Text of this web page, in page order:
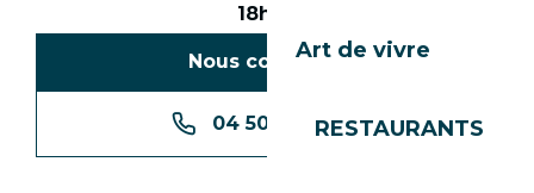
Art de vivre
RESTAURANTS
18h30
Nous contacter
04 50 74 74 74